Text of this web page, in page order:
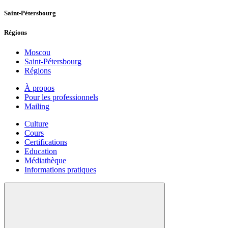
Saint-Pétersbourg
Régions
Moscou
Saint-Pétersbourg
Régions
À propos
Pour les professionnels
Mailing
Culture
Cours
Certifications
Education
Médiathèque
Informations pratiques